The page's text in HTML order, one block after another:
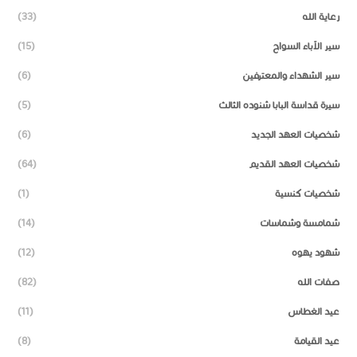
رعاية الله (33)
سير الآباء السواح (15)
سير الشهداء والمعترفين (6)
سيرة قداسة البابا شنوده الثالث (5)
شخصيات العهد الجديد (6)
شخصيات العهد القديم (64)
شخصيات كنسية (1)
شمامسة وشماسات (14)
شهود يهوه (12)
صفات الله (82)
عيد الغطاس (11)
عيد القيامة (8)